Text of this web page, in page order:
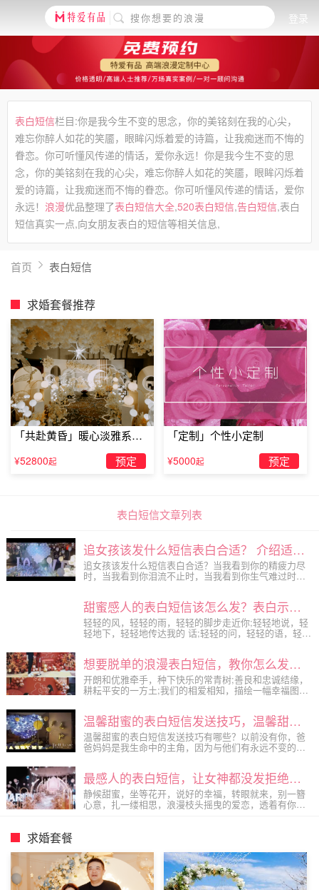
登录
表白短信栏目:你是我今生不变的思念，你的美铭刻在我的心尖，
难忘你醉人如花的笑靥，眼眸闪烁着爱的诗篇，让我痴迷而不悔的
眷恋。你可听懂风传递的情话，爱你永远！你是我今生不变的思
念，你的美铭刻在我的心尖，难忘你醉人如花的笑靥，眼眸闪烁着
爱的诗篇，让我痴迷而不悔的眷恋。你可听懂风传递的情话，爱你
永远！ 浪漫优品整理了表白短信大全,520表白短信,告白短信,表白
短信真实一点,向女朋友表白的短信等相关信息,
首页 表白短信
求婚套餐推荐
「共赴黄昏」暖心淡雅系求
¥52800起 预定
「定制」个性小定制
¥5000起 预定
表白短信文章列表
追女孩该发什么短信表白合适？ 介绍适合追女孩脱单的表白短信
追女孩该发什么短信表白合适？当我看到你的精疲力尽
时，当我看到你泪流不止时，当我看到你生气难过时，
呢?怎么向心仪的人表白呢?下面浪漫优品为大家整理了
一些，希望对大家有所帮助!
甜蜜感人的表白短信该怎么发？表白示爱短信大全介绍
轻轻的风，轻轻的雨，轻轻的脚步走近你;轻轻地说，轻
轻地下，轻轻地传达我的 话;轻轻的问，轻轻的语，轻轻
想要脱单的浪漫表白短信，教你怎么发表白短信才能脱单
开朗和优雅牵手，种下快乐的常青树;善良和忠诚结缘，
耕耘平安的一方土;我们的相爱相知，描绘一幅幸福图。
温馨甜蜜的表白短信发送技巧，温馨甜蜜的表白短信精选
温馨甜蜜的表白短信发送技巧有哪些？以前没有你，爸
爸妈妈是我生命中的主角，因为与他们有永远不变的亲
彼此的小宝宝，我们组合成另一个新的家庭，你是他们
的主角，在我心里也一直是的，我只想成为你...
最感人的表白短信，让女神都没发拒绝的表白短信分享
静候甜蜜，坐等花开，说好的幸福，转眼就来，别一簪
心意，扎一缕相思，浪漫枝头摇曳的爱恋，透着有你的
求婚套餐